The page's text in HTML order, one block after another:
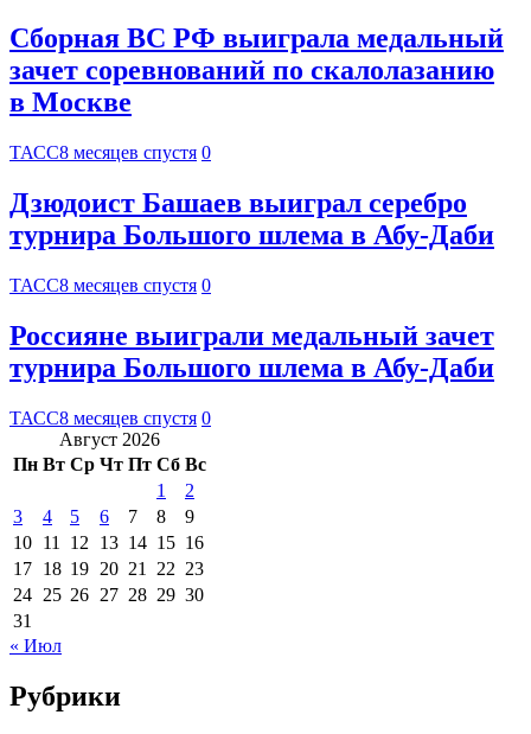
Сборная ВС РФ выиграла медальный
зачет соревнований по скалолазанию
в Москве
ТАСС8 месяцев спустя 0
Дзюдоист Башаев выиграл серебро
турнира Большого шлема в Абу-Даби
ТАСС8 месяцев спустя 0
Россияне выиграли медальный зачет
турнира Большого шлема в Абу-Даби
ТАСС8 месяцев спустя 0
Август 2026
Пн Вт Ср Чт Пт Сб Вс
1
2
3
4 5 6 7 8
9
10 11 12 13 14 15 16
17 18 19 20 21 22 23
24 25 26 27 28 29 30
31
« Июл
Рубрики